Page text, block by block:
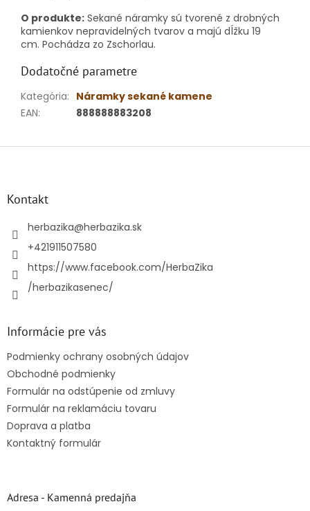
O produkte: Sekané náramky sú tvorené z drobných
kamienkov nepravidelných tvarov a majú dĺžku 19
cm. Pochádza zo Zschorlau.
Dodatočné parametre
Kategória: Náramky sekané kamene
EAN: 888888883208
Kontakt
herbazika@herbazika.sk
+421911507580
https://www.facebook.com/HerbaZika
/herbazikasenec/
Informácie pre vás
Podmienky ochrany osobných údajov
Obchodné podmienky
Formulár na odstúpenie od zmluvy
Formulár na reklamáciu tovaru
Doprava a platba
Kontaktný formulár
Adresa - Kamenná predajňa